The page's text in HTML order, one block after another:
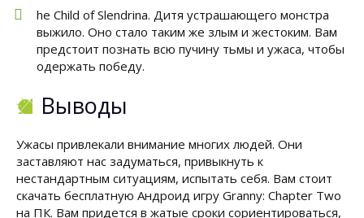
he Child of Slendrina. Дитя устрашающего монстра
выжило. Оно стало таким же злым и жестоким. Вам
предстоит познать всю пучину тьмы и ужаса, чтобы
одержать победу.
Выводы
Ужасы привлекали внимание многих людей. Они
заставляют нас задуматься, привыкнуть к
нестандартным ситуациям, испытать себя. Вам стоит
скачать бесплатную Андроид игру Granny: Chapter Two
на ПК. Вам придется в жатые сроки сориентироваться,